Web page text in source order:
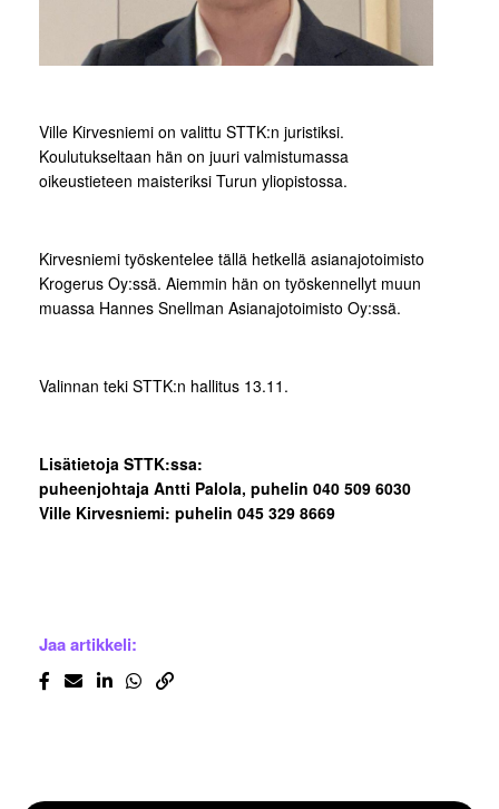
Ville Kirvesniemi on valittu STTK:n juristiksi.
Koulutukseltaan hän on juuri valmistumassa
oikeustieteen maisteriksi Turun yliopistossa.
Kirvesniemi työskentelee tällä hetkellä asianajotoimisto
Krogerus Oy:ssä. Aiemmin hän on työskennellyt muun
muassa Hannes Snellman Asianajotoimisto Oy:ssä.
Valinnan teki STTK:n hallitus 13.11.
Lisätietoja STTK:ssa:
puheenjohtaja Antti Palola, puhelin 040 509 6030
Ville Kirvesniemi: puhelin 045 329 8669
Jaa artikkeli: